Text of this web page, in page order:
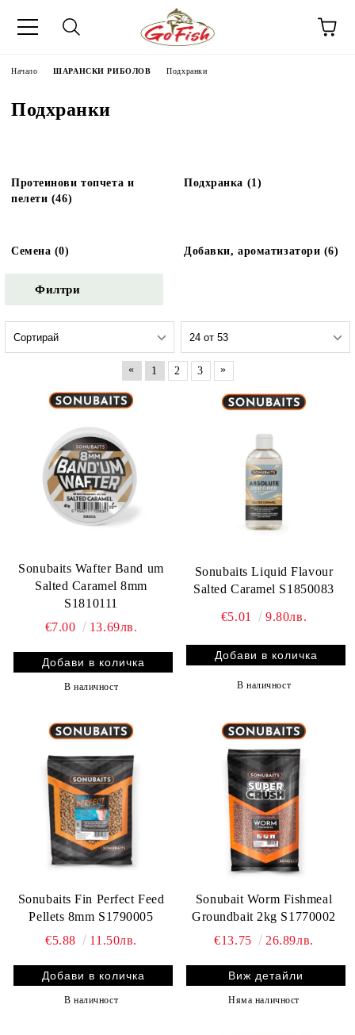
Начало ШАРАНСКИ РИБОЛОВ Подхранки
Подхранки
Протеинови топчета и
пелети (46)
Подхранка (1)
Семена (0) Добавки, ароматизатори (6)
Филтри
« 1 2 3 »
Sonubaits Wafter Band um
Salted Caramel 8mm
S1810111
€7.00
13.69лв.
В наличност
Sonubaits Liquid Flavour
Salted Caramel S1850083
€5.01 9.80лв.
В наличност
Sonubaits Fin Perfect Feed
Pellets 8mm S1790005
€5.88
11.50лв.
В наличност
Sonubait Worm Fishmeal
Groundbait 2kg S1770002
€13.75
26.89лв.
Виж детайли
Няма наличност